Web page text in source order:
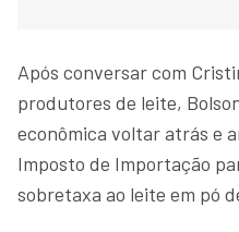
Após conversar com
produtores de leite,
econômica voltar atrás e
Imposto de Importação
sobretaxa ao leite em pó